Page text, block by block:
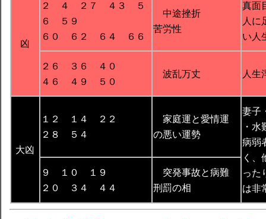
凶
２ ４ ２７ ４３ ５
６ ５９
６０ ６２ ６４ ６６
中途挫折
苦労性
真面
人に
い人
２６ ３６ ４０
４６ ４９ ５０
波乱万丈 人生
大凶
１２ １４ ２２
２８ ５４
家庭運と愛情運
の悪い運勢
妻子
・
病弱
く、
った
は非
９ １０ １９
２０ ３４ ４４
突発事故と病難
刑罰の相